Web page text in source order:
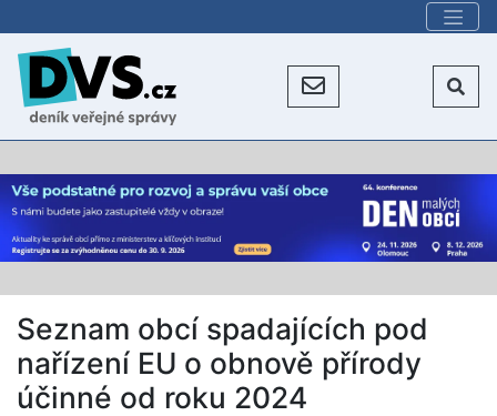
Seznam obcí spadajících pod
nařízení EU o obnově přírody
účinné od roku 2024